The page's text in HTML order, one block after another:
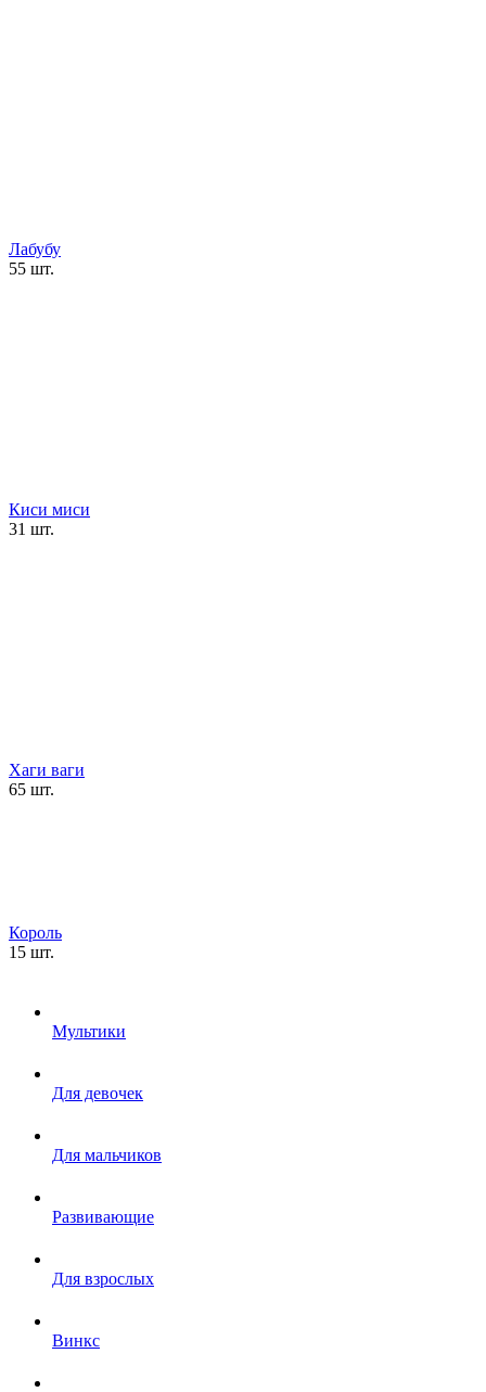
Лабубу
55 шт.
Киси миси
31 шт.
Хаги ваги
65 шт.
Король
15 шт.
Мультики
Для девочек
Для мальчиков
Развивающие
Для взрослых
Винкс